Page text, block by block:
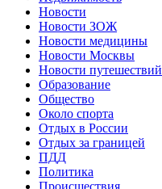
Новости
Новости ЗОЖ
Новости медицины
Новости Москвы
Новости путешествий
Образование
Общество
Около спорта
Отдых в России
Отдых за границей
ПДД
Политика
Происшествия